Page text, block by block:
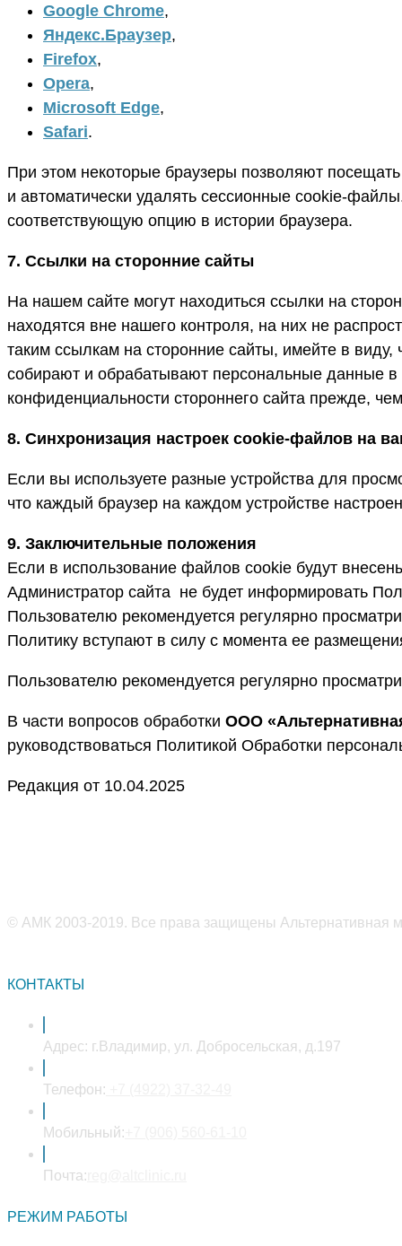
Google Chrome,
Яндекс.Браузер,
Firefox,
Opera,
Microsoft Edge,
Safari.
При этом некоторые браузеры позволяют
и автоматически удалять сессионные cookie-
соответствующую опцию в истории браузера.
7. Ссылки на сторонние сайты
На нашем сайте могут находиться ссылки на
находятся вне нашего контроля, на них не
таким ссылкам на сторонние сайты, имейте в
собирают и обрабатывают персональные данные в
конфиденциальности стороннего сайта прежде,
8. Синхронизация настроек cookie-файлов на
Если вы используете разные устройства для
что каждый браузер на каждом устройстве
9. Заключительные положения
Если в использование файлов cookie будут
Администратор сайта не будет информировать
Пользователю рекомендуется регулярно
Политику вступают в силу с момента ее
Пользователю рекомендуется регулярно
В части вопросов обработки ООО
руководствоваться Политикой Обработки
Редакция от 10.04.2025
© АМК 2003-2019. Все права защищены Альтернативная
КОНТАКТЫ
Адрес: г.Владимир, ул. Добросельская, д.197
Телефон:
Мобильный:
Почта:
РЕЖИМ РАБОТЫ